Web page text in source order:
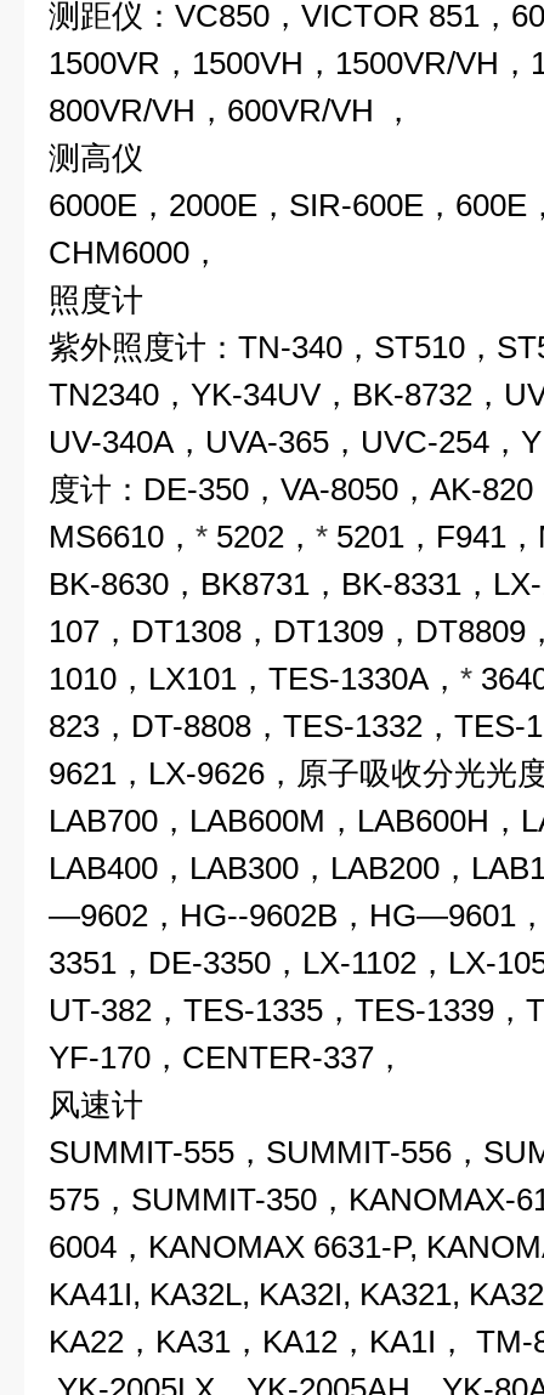
测距仪：VC850，VICTOR 851，
1500VR，1500VH，1500VR/VH，
800VR/VH，600VR/VH ，
测高
6000E，2000E，SIR-600E，600E
CHM6000，
照度计
紫外照度计：TN-340，ST510，
TN2340，YK-34UV，BK-8732，
UV-340A，UVA-365，UVC-254，
度计：DE-350，VA-8050，AK-820
MS6610， * 5202， * 5201，F941
BK-8630，BK8731，BK-8331，
107，DT1308，DT1309，DT8809
1010，LX101，TES-1330A， *
823，DT-8808，TES-1332，TES-
9621，LX-9626，原子吸收分光光
LAB700，LAB600M，LAB600H，
LAB400，LAB300，LAB200，
—9602，HG--9602B，HG—9601
3351，DE-3350，LX-1102，LX-
UT-382，TES-1335，TES-1339，
YF-170，CENTER-337，
风速计
SUMMIT-555，SUMMIT-556，
575， SUMMIT-350 ， KANOMAX-
6004，KANOMAX 6631-P,
KA41I, KA32L, KA32I, KA321,
KA22，KA31， KA12 ，KA1I， TM-